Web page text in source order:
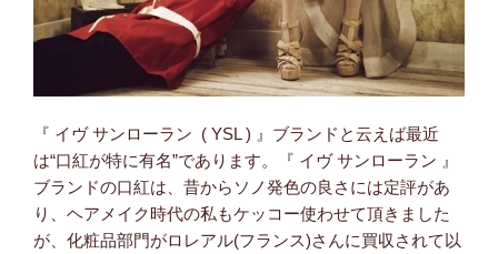
『 イヴ サンローラン ( YSL ) 』ブランドと云えば最近
は“口紅が特に有名”であります。『 イヴ サンローラン 』
ブランドの口紅は、昔からソノ発色の良さには定評があ
り、ヘアメイク時代の私もケッコー使わせて頂きました
が、化粧品部門がロレアル(フランス)さんに買収されて以